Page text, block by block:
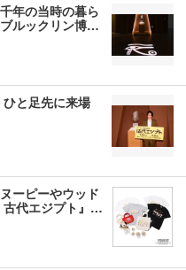
年の当時の暮ら
ルックリン博…
ひと足先に来場
ーピーやウッド
代エジプト』…